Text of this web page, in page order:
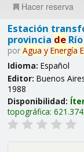
Hacer reserva
Estación
provincia de
por Agua y Energía
Idioma: Español
Editor: Buenos
1988
Disponibilidad:
topográfica: